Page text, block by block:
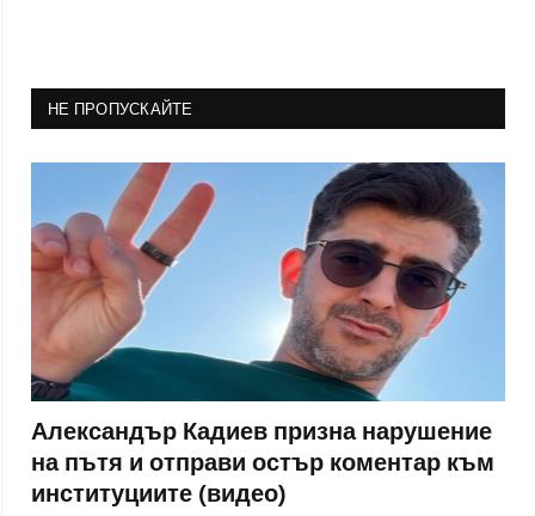
НЕ ПРОПУСКАЙТЕ
Александър Кадиев призна нарушение
на пътя и отправи остър коментар към
институциите (видео)